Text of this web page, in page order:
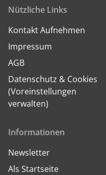
Nützliche Links
Kontakt Aufnehmen
Impressum
AGB
Datenschutz & Cookies
(Voreinstellungen
verwalten)
Informationen
Newsletter
Als Startseite